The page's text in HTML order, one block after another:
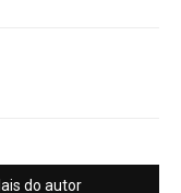
do autor